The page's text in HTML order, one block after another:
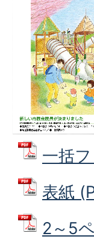
一括
表紙
2～5